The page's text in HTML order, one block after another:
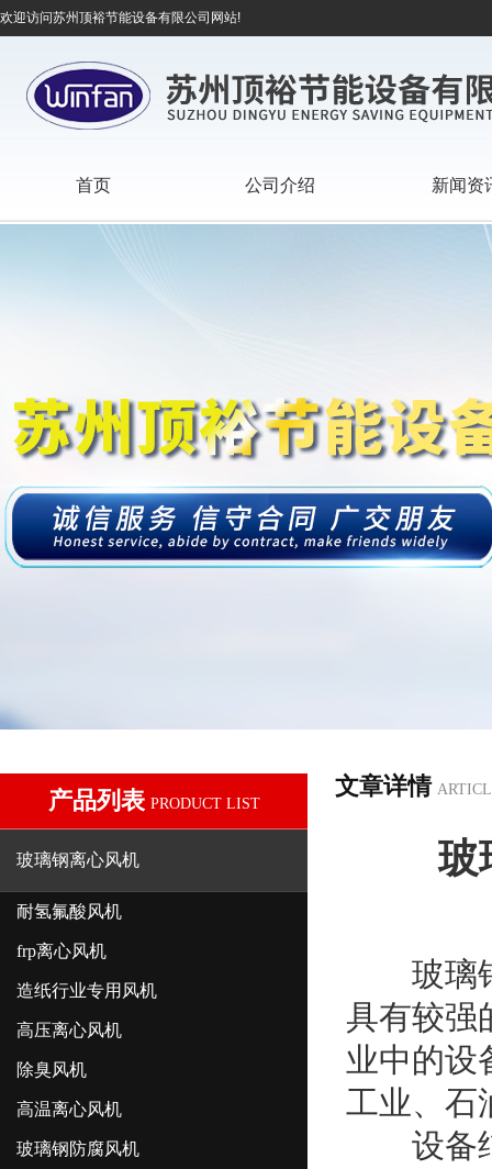
欢迎访问苏州顶裕节能设备有限公司网站!
首页 公司介绍 新闻资
产品列表 PRODUCT LIST
玻璃钢离心风机
耐氢氟酸风机
frp离心风机
造纸行业专用风机
高压离心风机
除臭风机
高温离心风机
玻璃钢防腐风机
文章详情
玻
玻璃
具有较强
业中的设
工业、石
设备